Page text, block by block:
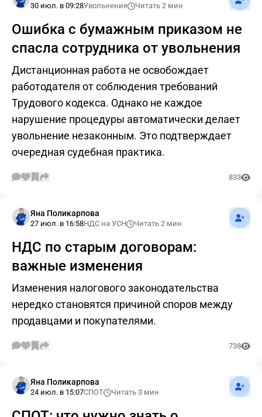
30 июл. в 09:28Увольнение Читать 2 мин
Ошибка с бумажным приказом не
спасла сотрудника от увольнения
Дистанционная работа не освобождает
работодателя от соблюдения требований
Трудового кодекса. Однако не каждое
нарушение процедуры автоматически делает
увольнение незаконным. Это подтверждает
очередная судебная практика.
833
Яна Поликарпова
27 июл. в 16:58НДС на УСН Читать 2 мин
НДС по старым договорам:
важные изменения
Изменения налогового законодательства
нередко становятся причиной споров между
продавцами и покупателями.
738
Яна Поликарпова
24 июл. в 15:07СПОТ Читать 3 мин